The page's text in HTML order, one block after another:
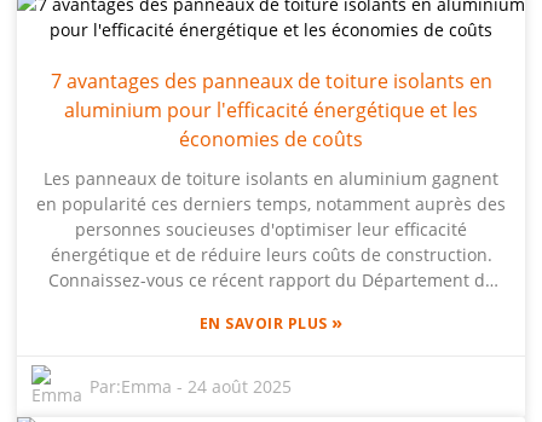
atteindre environ 2,56 milliards de dollars d'ici 2025, avec
un taux de croissance soutenu d'environ 15,3 % par
Ltd. est l'un des grands noms du secteur, détenant des
brevets clés et une expertise dans la fabrication et
l'application de panneaux en mousse d'aluminium. Si
de produits, le simple fait de suivre les conseils de ce
tutoriel détaillé peut vous ouvrir des perspectives
intéressantes dans ce secteur concurrentiel.
7 avantages des panneaux de toiture isolants en
aluminium pour l'efficacité énergétique et les
économies de coûts
Les panneaux de toiture isolants en aluminium gagnent
en popularité ces derniers temps, notamment auprès des
personnes soucieuses d'optimiser leur efficacité
énergétique et de réduire leurs coûts de construction.
Connaissez-vous ce récent rapport du Département de
de toiture réfléchissants peuvent considérablement
des coûts de climatisation ! Impressionnant, non ? Des
entreprises comme Beihai Composite Materials Co., Ltd.
EN SAVOIR PLUS »
Par:Emma -24 août 2025